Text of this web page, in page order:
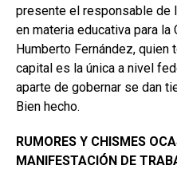
presente el responsable de
en materia educativa para la
Humberto Fernández, quien
capital es la única a nivel
aparte de gobernar se dan
Bien hecho.
RUMORES Y CHISMES
MANIFESTACIÓN DE